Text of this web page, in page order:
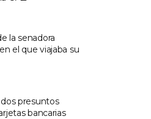
la senadora
el que viajaba su
presuntos
bancarias